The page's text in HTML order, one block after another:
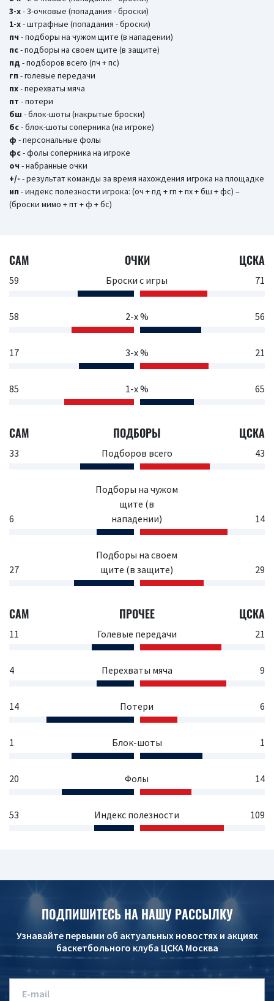
3-х- 3-очковые (попадания - броски)
1-х- штрафные (попадания - броски)
пч - подборы на чужом щите (в нападении)
пс- подборы на своем щите (в защите)
пд - подборов всего (пч + пс)
гп - голевые передачи
пх- перехваты мяча
пт - потери
бш - блок-шоты (накрытые броски)
бc- блок-шоты соперника (на игроке)
ф - персональные фолы
фс- фолы соперника на игроке
оч - набранные очки
+/- - результат команды за время нахождения игрока на площадке
ип - индекс полезности игрока: (оч + пд + гп + пх + бш + фс) –
(броски мимо + пт + ф + бс)
САМ ОЧКИ ЦСКА
59 Броски с игры 71
58 2-х % 56
17 3-х % 21
85 1-х % 65
САМ ПОДБОРЫ ЦСКА
33 Подборов всего 43
6
Подборы на чужом
щите (в
нападении)
14
27
Подборы на своем
щите (в защите)
29
САМ ПРОЧЕЕ ЦСКА
11 Голевые передачи 21
4 Перехваты мяча 9
14 Потери 6
1 Блок-шоты 1
20 Фолы 14
53 Индекс полезности 109
ПОДПИШИТЕСЬ НА НАШУ РАССЫЛКУ
Узнавайте первыми об актуальных новостях и акциях
баскетбольного клуба ЦСКА Москва